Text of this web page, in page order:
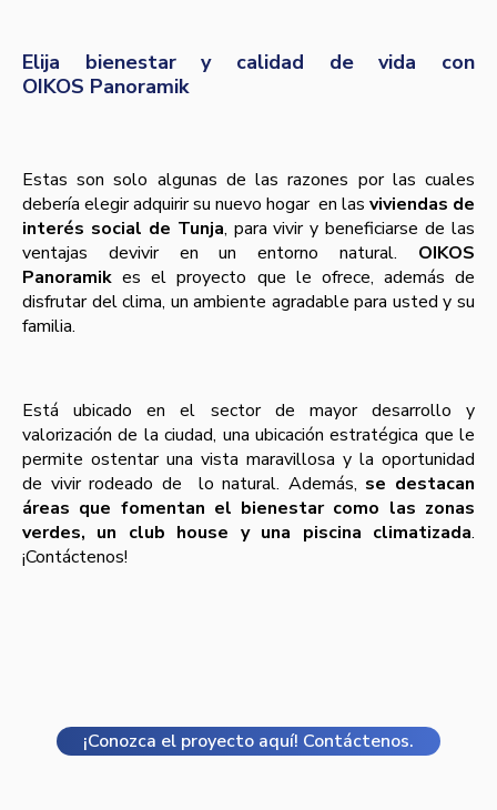
Elija bienestar y calidad de vida con
OIKOS Panoramik
Estas son solo algunas de las razones por las cuales
debería elegir adquirir su nuevo hogar en las viviendas de
interés social de Tunja, para vivir y beneficiarse de las
ventajas devivir en un entorno natural. OIKOS
Panoramik es el proyecto que le ofrece, además de
disfrutar del clima, un ambiente agradable para usted y su
familia.
Está ubicado en el sector de mayor desarrollo y
valorización de la ciudad, una ubicación estratégica que le
permite ostentar una vista maravillosa y la oportunidad
de vivir rodeado de lo natural. Además, se destacan
áreas que fomentan el bienestar como las zonas
verdes, un club house y una piscina climatizada.
¡Contáctenos!
¡Conozca el proyecto aquí! Contáctenos.